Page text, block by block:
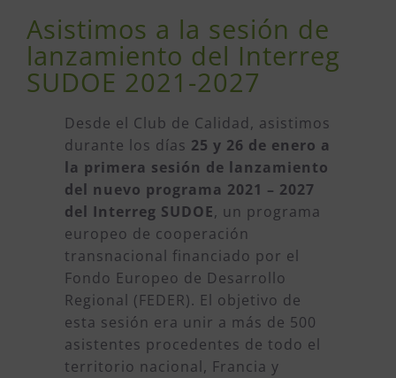
Asistimos a la sesión de
lanzamiento del Interreg
SUDOE 2021-2027
Desde el Club de Calidad, asistimos
durante los días 25 y 26 de enero a
la primera sesión de lanzamiento
del nuevo programa 2021 – 2027
del Interreg SUDOE, un programa
europeo de cooperación
transnacional financiado por el
Fondo Europeo de Desarrollo
Regional (FEDER). El objetivo de
esta sesión era unir a más de 500
asistentes procedentes de todo el
territorio nacional, Francia y